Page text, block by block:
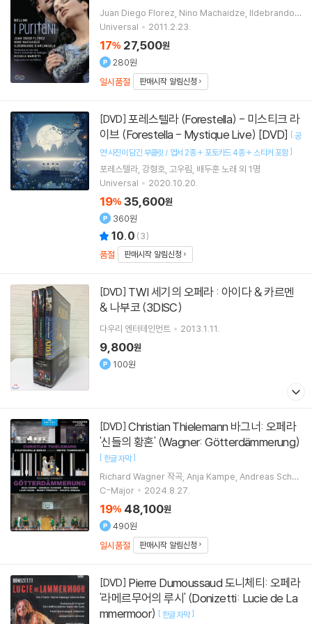
Juan Diego Florez Nino Machaidze Ildebrando
D'Arcangelo노래 Michele Mariotti
Universal 2011.2.23.
17% 27,500원
280원
일시품절
판매시작 알림신청
[DVD] 포레스텔라 (Forestella) - 미스티크 라
이브 (Forestella - Mystique Live) [DVD] [공
연 사진이 담긴 부클릿 / 엽서 2종 + 포토카드 4종 + 스티커 포함]
포레스텔라 강형호 고우림 배두훈 노래 외 1명
Universal
2020.10.20.
19% 35,600원
360원
10.0 (3)
품절
판매시작 알림신청
[DVD]
& 나부코 (3DISC)
다우리 엔터테인먼트 2013.1.11.
9,800원
100원
[DVD] Christian Thielemann 바그너: 오페라
'신들의 황혼' (Wagner: Götterdämmerung)
[ 한글 자막]
Richard Wagner 작곡 Anja Kampe Andreas Scha
ger노래 Christian Thielemann
C-Major 2024.8.27.
19% 48,100원
490원
일시품절
판매시작 알림신청
[DVD]
'라메르무어의 루시' (Donizetti: Lucie de La
mmermoor) [ 한글 자막]